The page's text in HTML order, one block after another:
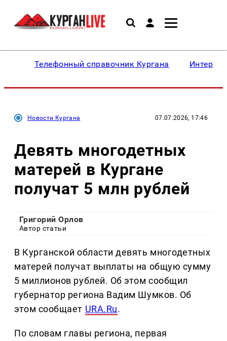
Телефонный справочник Кургана
Новости Кургана 07.07.2026, 17:46
Девять многодетных
матерей в Кургане
получат 5 млн рублей
Григорий Орлов
Автор статьи
В Курганской области девять многодетных
матерей получат выплаты на общую сумму
5 миллионов рублей. Об этом сообщил
губернатор региона Вадим Шумков. Об
этом сообщает URA.Ru.
По словам главы региона, первая